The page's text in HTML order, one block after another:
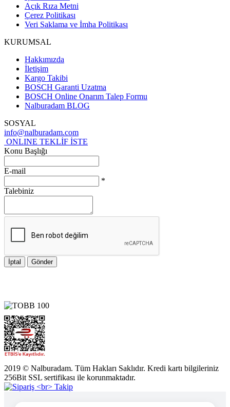
Açık Rıza Metni
Çerez Politikası
Veri Saklama ve İmha Politikası
KURUMSAL
Hakkımızda
İletişim
Kargo Takibi
BOSCH Garanti Uzatma
BOSCH Online Onarım Talep Formu
Nalburadam BLOG
SOSYAL
info@nalburadam.com
ONLINE TEKLİF İSTE
Konu Başlığı
E-mail
*
Talebiniz
İptal Gönder
2019 © Nalburadam. Tüm Hakları Saklıdır. Kredi kartı bilgileriniz
256Bit SSL sertifikası ile korunmaktadır.